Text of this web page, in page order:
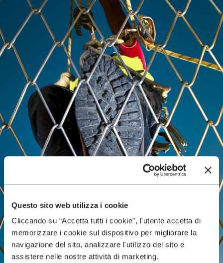
Questo sito web utilizza i cookie
Cliccando su “Accetta tutti i cookie”, l'utente accetta di
memorizzare i cookie sul dispositivo per migliorare la
navigazione del sito, analizzare l'utilizzo del sito e
assistere nelle nostre attività di marketing.